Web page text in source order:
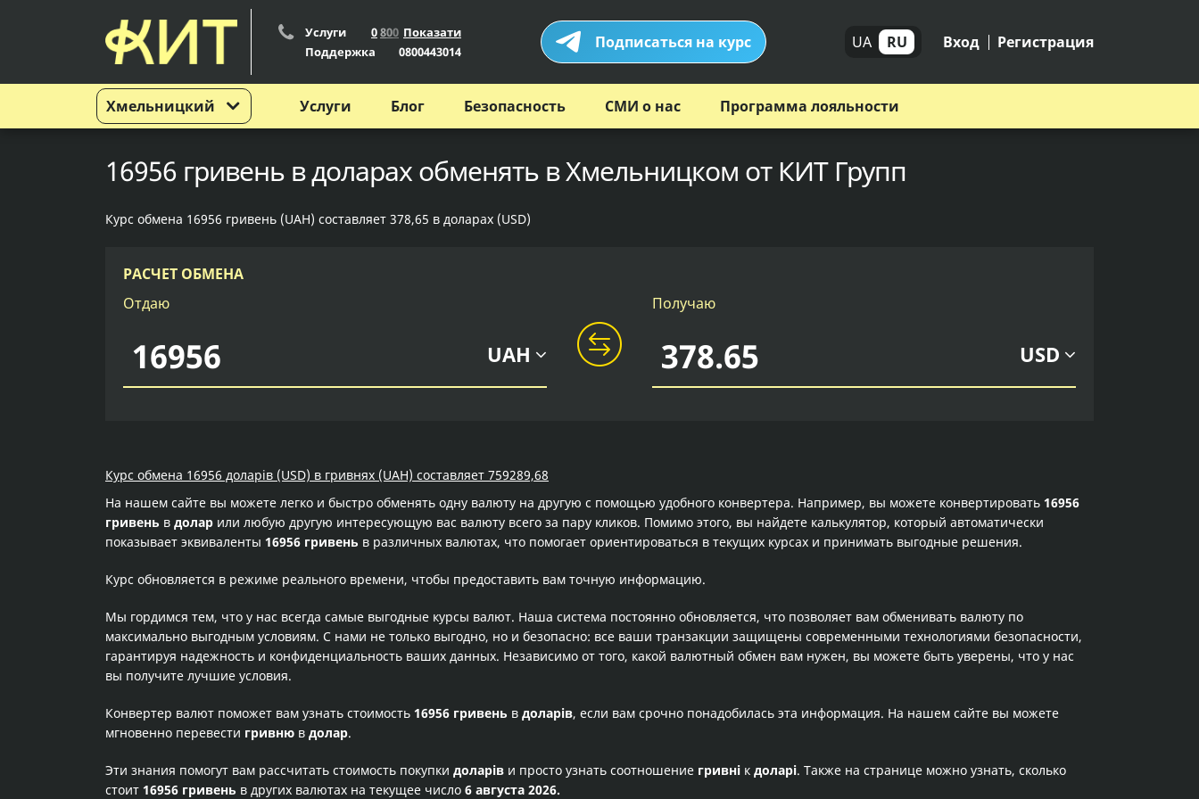
Хмельницкий
Услуги 0800 Показати
Поддержка
0800443014 Подписаться на курс UA RU Вход Регистрация
Услуги Блог Безопасность СМИ о нас Программа лояльности
16956 гривень в доларах обменять в Хмельницком от КИТ Групп
Курс обмена 16956 гривень (UAH) составляет 378,65 в доларах (USD)
РАСЧЕТ ОБМЕНА
Отдаю
UAH
Получаю
USD
Курс обмена 16956 доларів (USD) в гривнях (UAH) составляет 759289,68
На нашем сайте вы можете легко и быстро обменять одну валюту на другую с помощью удобного конвертера. Например, вы можете конвертировать 16956
гривень в долар или любую другую интересующую вас валюту всего за пару кликов. Помимо этого, вы найдете калькулятор, который автоматически
показывает эквиваленты 16956 гривень в различных валютах, что помогает ориентироваться в текущих курсах и принимать выгодные решения.
Курс обновляется в режиме реального времени, чтобы предоставить вам точную информацию.
Мы гордимся тем, что у нас всегда самые выгодные курсы валют. Наша система постоянно обновляется, что позволяет вам обменивать валюту по
максимально выгодным условиям. С нами не только выгодно, но и безопасно: все ваши транзакции защищены современными технологиями безопасности,
гарантируя надежность и конфиденциальность ваших данных. Независимо от того, какой валютный обмен вам нужен, вы можете быть уверены, что у нас
вы получите лучшие условия.
Конвертер валют поможет вам узнать стоимость 16956 гривень в доларів, если вам срочно понадобилась эта информация. На нашем сайте вы можете
мгновенно перевести гривню в долар.
Эти знания помогут вам рассчитать стоимость покупки доларів и просто узнать соотношение гривні к доларі. Также на странице можно узнать, сколько
стоит 16956 гривень в других валютах на текущее число 6 августа 2026.